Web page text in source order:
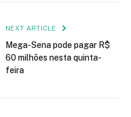
NEXT ARTICLE
Mega-Sena pode pagar R$
60 milhões nesta quinta-
feira